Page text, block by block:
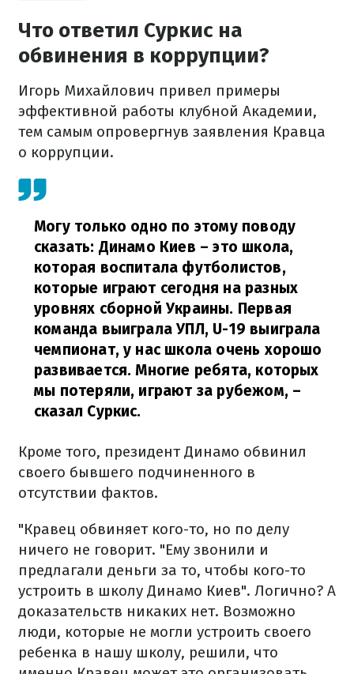
Что ответил Суркис на
обвинения в коррупции?
Игорь Михайлович привел примеры
эффективной работы клубной Академии,
тем самым опровергнув заявления Кравца
о коррупции.
Могу только одно по этому поводу
сказать: Динамо Киев – это школа,
которая воспитала футболистов,
которые играют сегодня на разных
уровнях сборной Украины. Первая
команда выиграла УПЛ, U-19 выиграла
чемпионат, у нас школа очень хорошо
развивается. Многие ребята, которых
мы потеряли, играют за рубежом, –
сказал Суркис.
Кроме того, президент Динамо обвинил
своего бывшего подчиненного в
отсутствии фактов.
"Кравец обвиняет кого-то, но по делу
ничего не говорит. "Ему звонили и
предлагали деньги за то, чтобы кого-то
устроить в школу Динамо Киев". Логично? А
доказательств никаких нет. Возможно
люди, которые не могли устроить своего
ребенка в нашу школу, решили, что